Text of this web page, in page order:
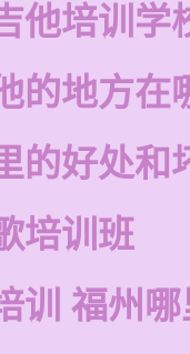
他培训学
的地方在
的好处和
培训班
训 福州